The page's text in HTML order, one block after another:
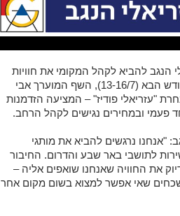
להביא לקהל המקומי את חוויות
התרבות והקולינריה הטובה בישראל. בחודש הבא (13-16/7), השף המוערך אבי
"עזריאלי פודיז" – המציעה הזדמנות
פעמי ובמחירים נגישים לקהל הרחב.
"אנחנו נרגשים להביא את מותגי
לתושבי באר שבע והדרום. החיבור
את החוויה שאנחנו שואפים אליה –
שאי אפשר למצוא בשום מקום אחר